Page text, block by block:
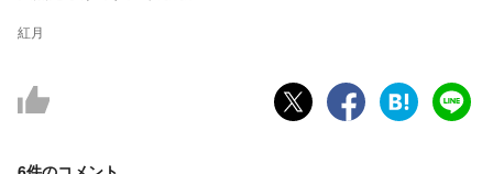
紅月